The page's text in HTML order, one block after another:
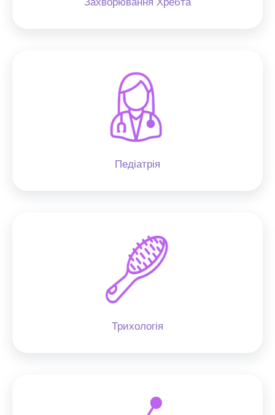
Педіатрія
Трихологія